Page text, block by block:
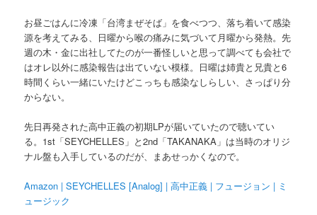
お昼ごはんに冷凍「台湾まぜそば」を食べつつ、落ち着いて感染
源を考えてみる、日曜から喉の痛みに気づいて月曜から発熱。先
週の木・金に出社してたのが一番怪しいと思って調べても会社で
はオレ以外に感染報告は出ていない模様。日曜は姉貴と兄貴と6
時間くらい一緒にいたけどこっちも感染なしらしい、さっぱり分
からない。
先日再発された高中正義の初期LPが届いていたので聴いてい
る。1st「SEYCHELLES」と2nd「TAKANAKA」は当時のオリジ
ナル盤も入手しているのだが、まあせっかくなので。
Amazon | SEYCHELLES [Analog] | 高中正義 | フュージョン | ミ
ュージック